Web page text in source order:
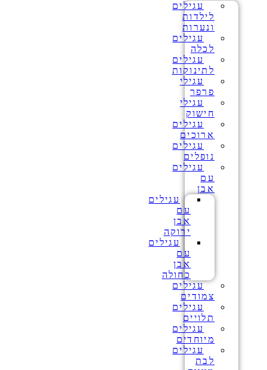
עגילים
לילדות
ונערות
עגילים
לכלה
עגילים
לתינוקות
עגילי
פרפר
עגילי
חישוק
עגילים
ארוכים
עגילים
נופלים
עגילים
עם
אבן
עגילים
עם
אבן
ירוקה
עגילים
עם
אבן
כחולה
עגילים
צמודים
עגילים
תלויים
עגילים
מיוחדים
עגילים
לבת